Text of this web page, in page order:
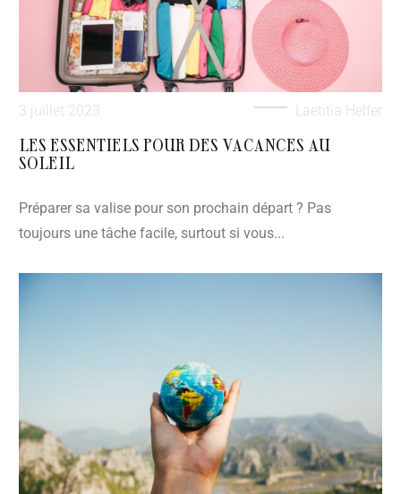
3 juillet 2023 Laetitia Helfer
LES ESSENTIELS POUR DES VACANCES AU
SOLEIL
Préparer sa valise pour son prochain départ ? Pas
toujours une tâche facile, surtout si vous...